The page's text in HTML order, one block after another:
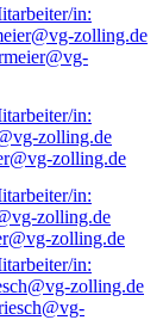
zolling.de
zolling.de